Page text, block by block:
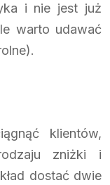
i nie jest już
warto udawać
klientów,
zniżki i
dostać dwie